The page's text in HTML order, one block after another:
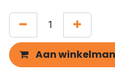
Aan